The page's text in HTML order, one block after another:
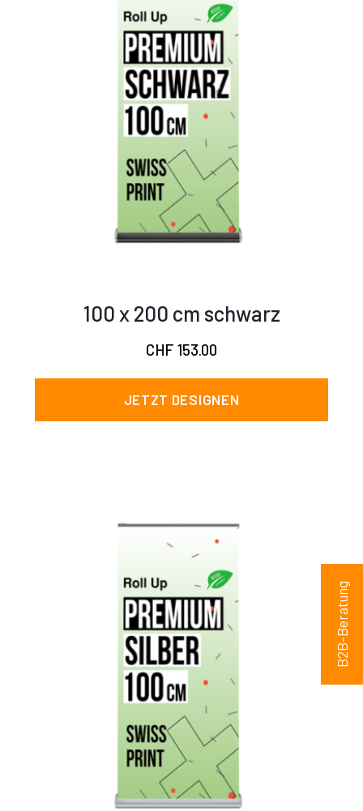
100 x 200 cm schwarz
CHF 153.00
JETZT DESIGNEN
B2B-Beratung